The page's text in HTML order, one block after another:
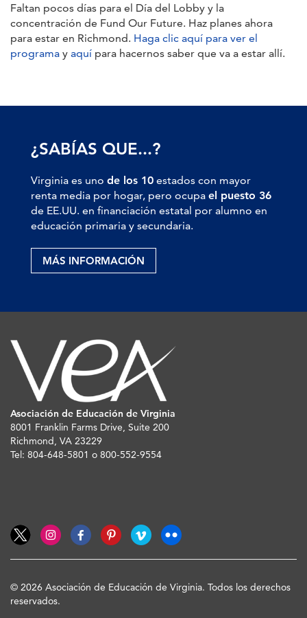
Faltan pocos días para el Día del Lobby y la
concentración de Fund Our Future. Haz planes ahora
para estar en Richmond. Haga clic aquí para ver el
programa y aquí para hacernos saber que va a estar allí.
¿SABÍAS QUE...?
Virginia es uno de los 10 estados con mayor
renta media por hogar, pero ocupa el puesto 36
de EE.UU. en financiación estatal por alumno en
educación primaria y secundaria.
MÁS INFORMACIÓN
Asociación de Educación de Virginia
8001 Franklin Farms Drive, Suite 200
Richmond, VA 23229
Tel: 804-648-5801 o 800-552-9554
© 2026 Asociación de Educación de Virginia. Todos los derechos
reservados.